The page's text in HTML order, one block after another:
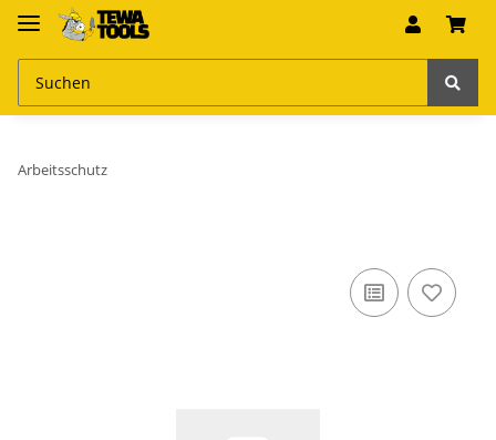
Arbeitsschutz